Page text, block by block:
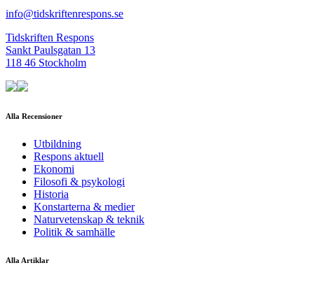
info@tidskriftenrespons.se
Tidskriften Respons
Sankt Paulsgatan 13
118 46 Stockholm
Alla Recensioner
Utbildning
Respons aktuell
Ekonomi
Filosofi & psykologi
Historia
Konstarterna & medier
Naturvetenskap & teknik
Politik & samhälle
Alla Artiklar